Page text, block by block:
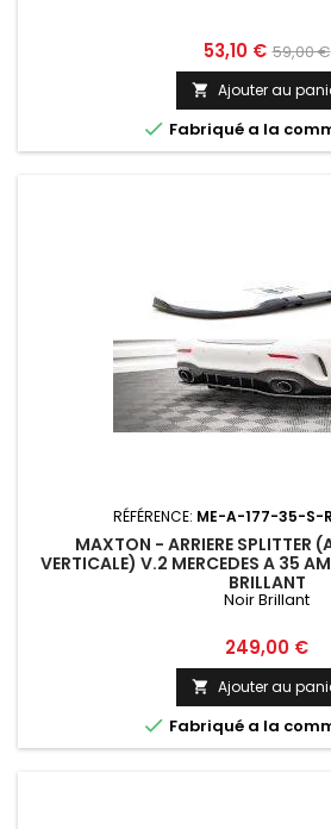
Prix
53,10 € Prix
base
59,00 €
 Ajouter au
 Fabriqué a la
RÉFÉRENCE: ME-A-177-35-S-
MAXTON - ARRIERE SPLITTER
VERTICALE) V.2 MERCEDES A 35
BRILLANT
Noir Brillant
Prix
249,00 €
 Ajouter au
 Fabriqué a la